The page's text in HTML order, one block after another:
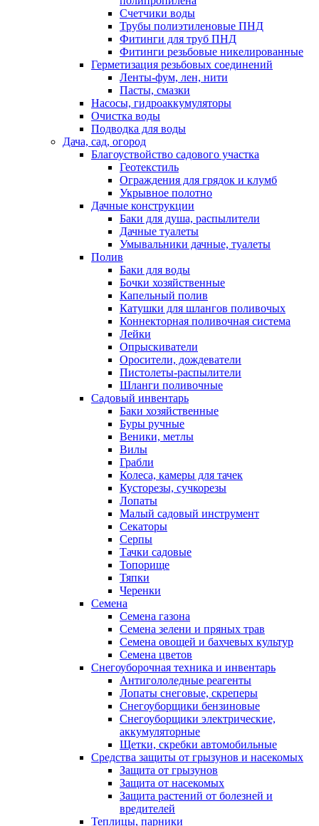
Счетчики воды
Трубы полиэтиленовые ПНД
Фитинги для труб ПНД
Фитинги резьбовые никелированные
Герметизация резьбовых соединений
Ленты-фум, лен, нити
Пасты, смазки
Насосы, гидроаккумуляторы
Очистка воды
Подводка для воды
Дача, сад, огород
Благоуствойство садового участка
Геотекстиль
Ограждения для грядок и клумб
Укрывное полотно
Дачные конструкции
Баки для душа, распылители
Дачные туалеты
Умывальники дачные, туалеты
Полив
Баки для воды
Бочки хозяйственные
Капельный полив
Катушки для шлангов поливочых
Коннекторная поливочная система
Лейки
Опрыскиватели
Оросители, дождеватели
Пистолеты-распылители
Шланги поливочные
Садовый инвентарь
Баки хозяйственные
Буры ручные
Веники, метлы
Вилы
Грабли
Колеса, камеры для тачек
Кусторезы, сучкорезы
Лопаты
Малый садовый инструмент
Секаторы
Серпы
Тачки садовые
Топорище
Тяпки
Черенки
Семена
Семена газона
Семена зелени и пряных трав
Семена овощей и бахчевых культур
Семена цветов
Снегоуборочная техника и инвентарь
Антигололедные реагенты
Лопаты снеговые, скреперы
Снегоуборщики бензиновые
Снегоуборщики электрические,
аккумуляторные
Щетки, скребки автомобильные
Средства защиты от грызунов и насекомых
Защита от грызунов
Защита от насекомых
Защита растений от болезней и
вредителей
Теплицы, парники